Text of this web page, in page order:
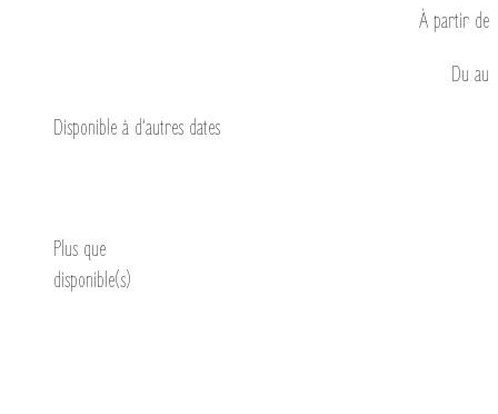
À partir de
Du au
Disponible à d’autres dates
Plus que
disponible(s)